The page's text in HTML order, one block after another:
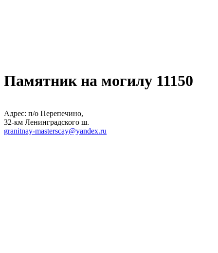
Памятник на могилу 11150
Адрес: п/о Перепечино,
32-км Ленинградского ш.
granitnay-masterscay@yandex.ru